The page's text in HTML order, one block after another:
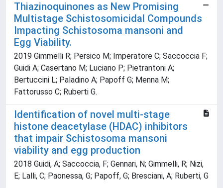
Thiazinoquinones as New Promising
Multistage Schistosomicidal Compounds
Impacting Schistosoma mansoni and
Egg Viability.
2019 Gimmelli R; Persico M; Imperatore C; Saccoccia F;
Guidi A; Casertano M; Luciano P; Pietrantoni A;
Bertuccini L; Paladino A; Papoff G; Menna M;
Fattorusso C; Ruberti G.
Identification of novel multi-stage
histone deacetylase (HDAC) inhibitors
that impair Schistosoma mansoni
viability and egg production
2018 Guidi, A; Saccoccia, F; Gennari, N; Gimmelli, R; Nizi,
E; Lalli, C; Paonessa, G; Papoff, G; Bresciani, A; Ruberti, G